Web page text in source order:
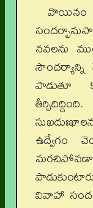
వొయినం
నవలను
పాడుతూ
ఉద్వేగం
వివాహా